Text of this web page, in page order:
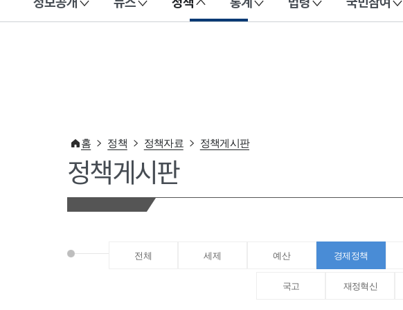
이 누리집은 대한민국 공식 전자정부 누리집입니다.
홈 정책 정책자료 정책게시판
정책게시판
전체 세제 예산 경제정책
국고 재정혁신